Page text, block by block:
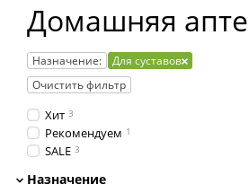
Домашняя
Назначение:
Для суставов
Очистить фильтр
Хит 3
Рекомендуем 1
SALE 3
Назначение